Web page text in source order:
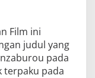
Film ini
judul yang
pada
terpaku pada